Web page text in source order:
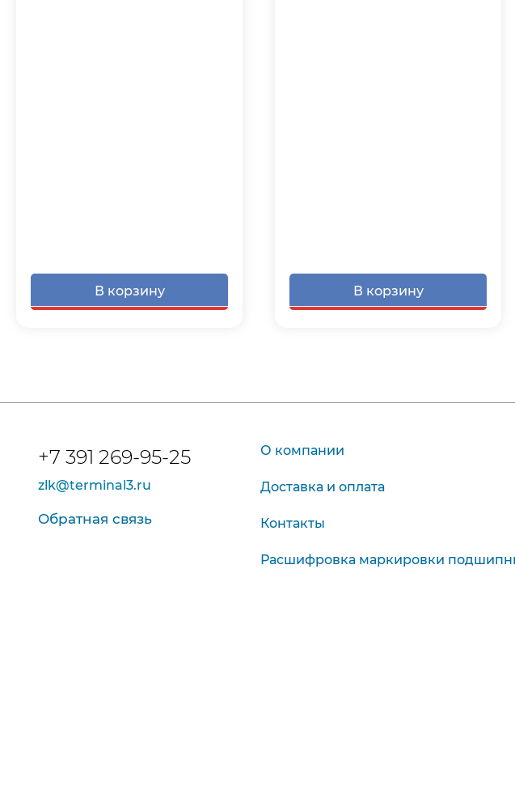
В корзину В корзину
+7 391 269-95-25
zlk@terminal3.ru
Обратная связь
О компании
Доставка и оплата
Контакты
Расшифровка маркировки